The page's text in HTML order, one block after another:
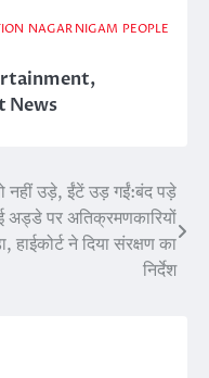
NAGAR NIGAM PEOPLE
,
News
नहीं उड़े, ईंटें उड़ गईं:बंद पड़े
अड्डे पर अतिक्रमणकारियों
हाईकोर्ट ने दिया संरक्षण का
निर्देश